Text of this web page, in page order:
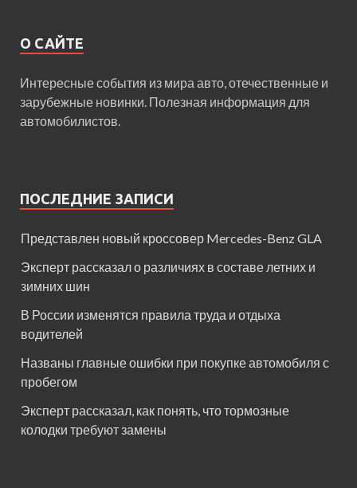
О САЙТЕ
Интересные события из мира авто, отечественные и
зарубежные новинки. Полезная информация для
автомобилистов.
ПОСЛЕДНИЕ ЗАПИСИ
Представлен новый кроссовер Mercedes-Benz GLA
Эксперт рассказал о различиях в составе летних и
зимних шин
В России изменятся правила труда и отдыха
водителей
Названы главные ошибки при покупке автомобиля с
пробегом
Эксперт рассказал, как понять, что тормозные
колодки требуют замены